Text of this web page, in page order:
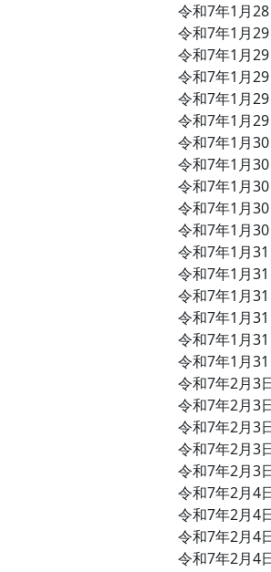
令和7年1月
令和7年1月
令和7年1月
令和7年1月
令和7年1月
令和7年1月
令和7年1月
令和7年1月
令和7年1月
令和7年1月
令和7年1月
令和7年1月
令和7年1月
令和7年1月
令和7年1月
令和7年1月
令和7年1月
令和7年2月3
令和7年2月3
令和7年2月3
令和7年2月3
令和7年2月3
令和7年2月4
令和7年2月4
令和7年2月4
令和7年2月4